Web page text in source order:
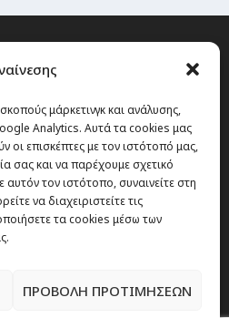
μάρκετινγκ και ανάλυσης,
Analytics. Αυτά τα cookies μας
επισκέπτες με τον ιστότοπό μας,
σας και να παρέχουμε σχετικό
αυτόν τον ιστότοπο, συναινείτε στη
να διαχειριστείτε τις
τα cookies μέσω των
ΠΡΟΒΟΛΗ ΠΡΟΤΙΜΗΣΕΩΝ